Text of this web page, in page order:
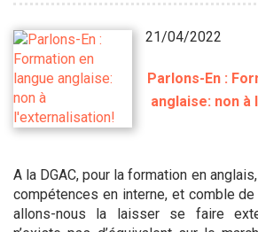
21/04/2022
Parlons-En :
anglaise: non
A la DGAC, pour la formation en
compétences en interne, et comble
allons-nous la laisser se faire